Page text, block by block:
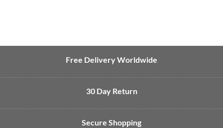
Free Delivery Worldwide
30 Day Return
Secure Shopping